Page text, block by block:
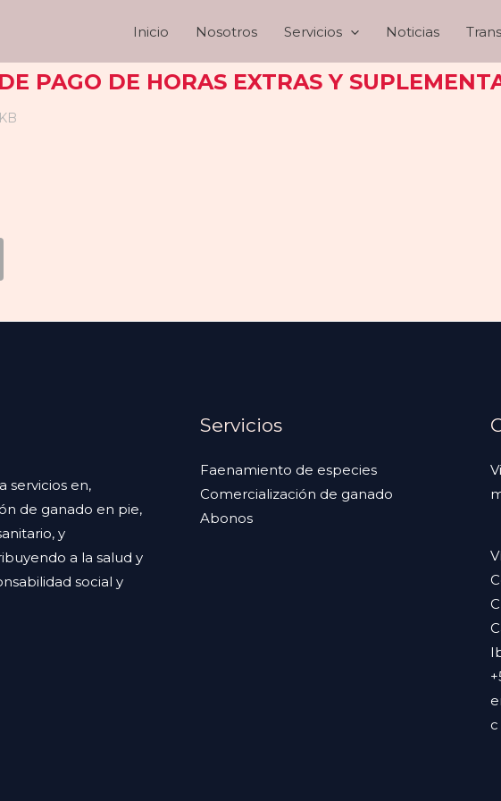
Inicio Nosotros Servicios Noticias
PAGO DE HORAS EXTRAS Y
servicios en,
de ganado en pie,
y
a la salud y
social y
Servicios
Faenamiento de especies
Comercialización de ganado
Abonos
c